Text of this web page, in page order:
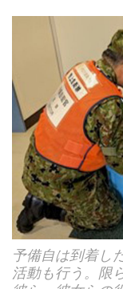
予備自は到着し
活動も行う。限